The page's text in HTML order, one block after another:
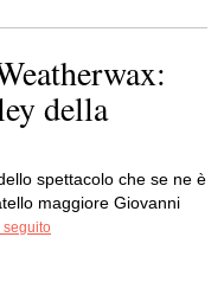
della
spettacolo che se ne è
maggiore Giovanni
seguito